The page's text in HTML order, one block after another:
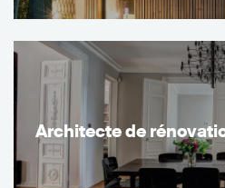
Architecte de